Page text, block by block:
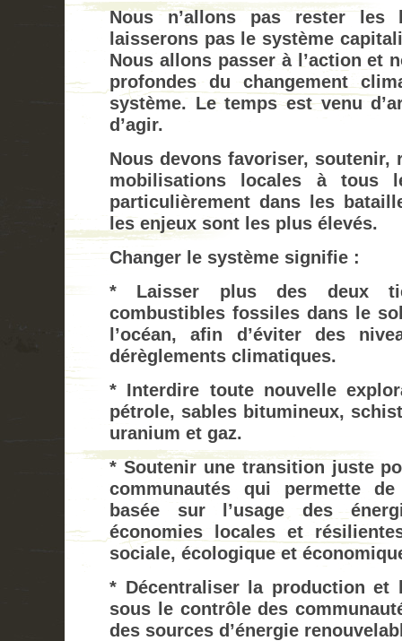
Nous n’allons pas rester les
laisserons pas le système
Nous allons passer à l’action et
profondes du changement
système. Le temps est venu
d’agir.
Nous devons favoriser,
mobilisations locales à tous
particulièrement dans les
les enjeux sont les plus élevés.
Changer le système signifie :
* Laisser plus des deux
combustibles fossiles dans le
l’océan, afin d’éviter des
dérèglements climatiques.
* Interdire toute nouvelle
pétrole, sables bitumineux,
uranium et gaz.
* Soutenir une transition juste
communautés qui permette
basée sur l’usage des
économies locales et
sociale, écologique et
* Décentraliser la production et
sous le contrôle des
des sources d’énergie